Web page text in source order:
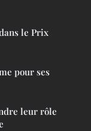
le Prix
pour ses
leur rôle